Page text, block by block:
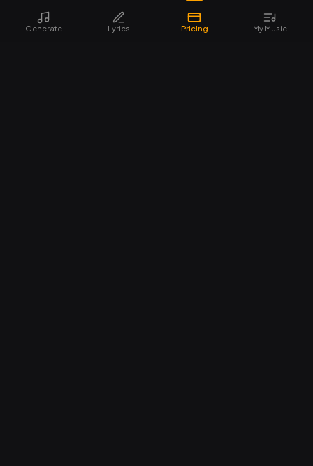
Generate Lyrics Pricing My Music